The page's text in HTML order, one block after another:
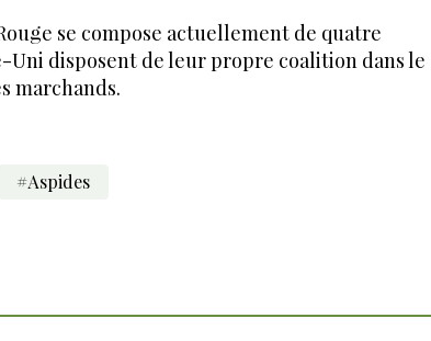
se compose actuellement de quatre
Uni disposent de leur propre coalition dans le
marchands.
#Aspides